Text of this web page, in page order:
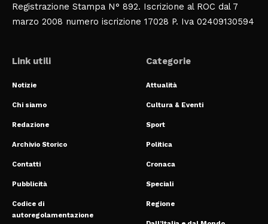
Registrazione Stampa N° 892. Iscrizione al ROC dal 7
marzo 2008 numero iscrizione 17028 P. Iva 02409130594
Link utili
Notizie
Chi siamo
Redazione
Archivio Storico
Contatti
Pubblicità
Codice di
autoregolamentazione
Categorie
Attualità
Cultura & Eventi
Sport
Politica
Cronaca
Speciali
Regione